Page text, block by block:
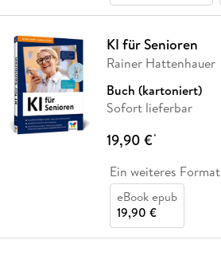
KI für Senioren
Rainer Hattenhauer
Buch (kartoniert)
Sofort lieferbar
19,90 €*
Ein weiteres Format
eBook epub
19,90 €